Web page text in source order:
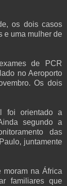
os dois casos
e uma mulher de
de PCR
no Aeroporto
Os dois
foi orientado a
segundo a
das
juntamente
moram na África
familiares que